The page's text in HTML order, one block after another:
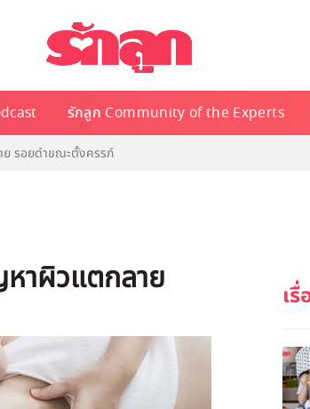
รักลูก Community of the Experts
รอยดำขณะตั้งครรภ์
าผิวแตกลาย